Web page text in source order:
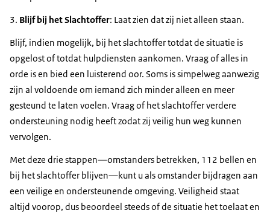
3. Blijf bij het Slachtoffer: Laat zien dat zij niet alleen staan.
Blijf, indien mogelijk, bij het slachtoffer totdat de situatie is
opgelost of totdat hulpdiensten aankomen. Vraag of alles in
orde is en bied een luisterend oor. Soms is simpelweg aanwezig
zijn al voldoende om iemand zich minder alleen en meer
gesteund te laten voelen. Vraag of het slachtoffer verdere
ondersteuning nodig heeft zodat zij veilig hun weg kunnen
vervolgen.
Met deze drie stappen—omstanders betrekken, 112 bellen en
bij het slachtoffer blijven—kunt u als omstander bijdragen aan
een veilige en ondersteunende omgeving. Veiligheid staat
altijd voorop, dus beoordeel steeds of de situatie het toelaat en